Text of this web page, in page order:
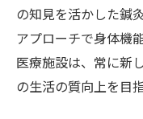
の知見を活かした鍼
アプローチで身体機
医療施設は、常に新
の生活の質向上を目